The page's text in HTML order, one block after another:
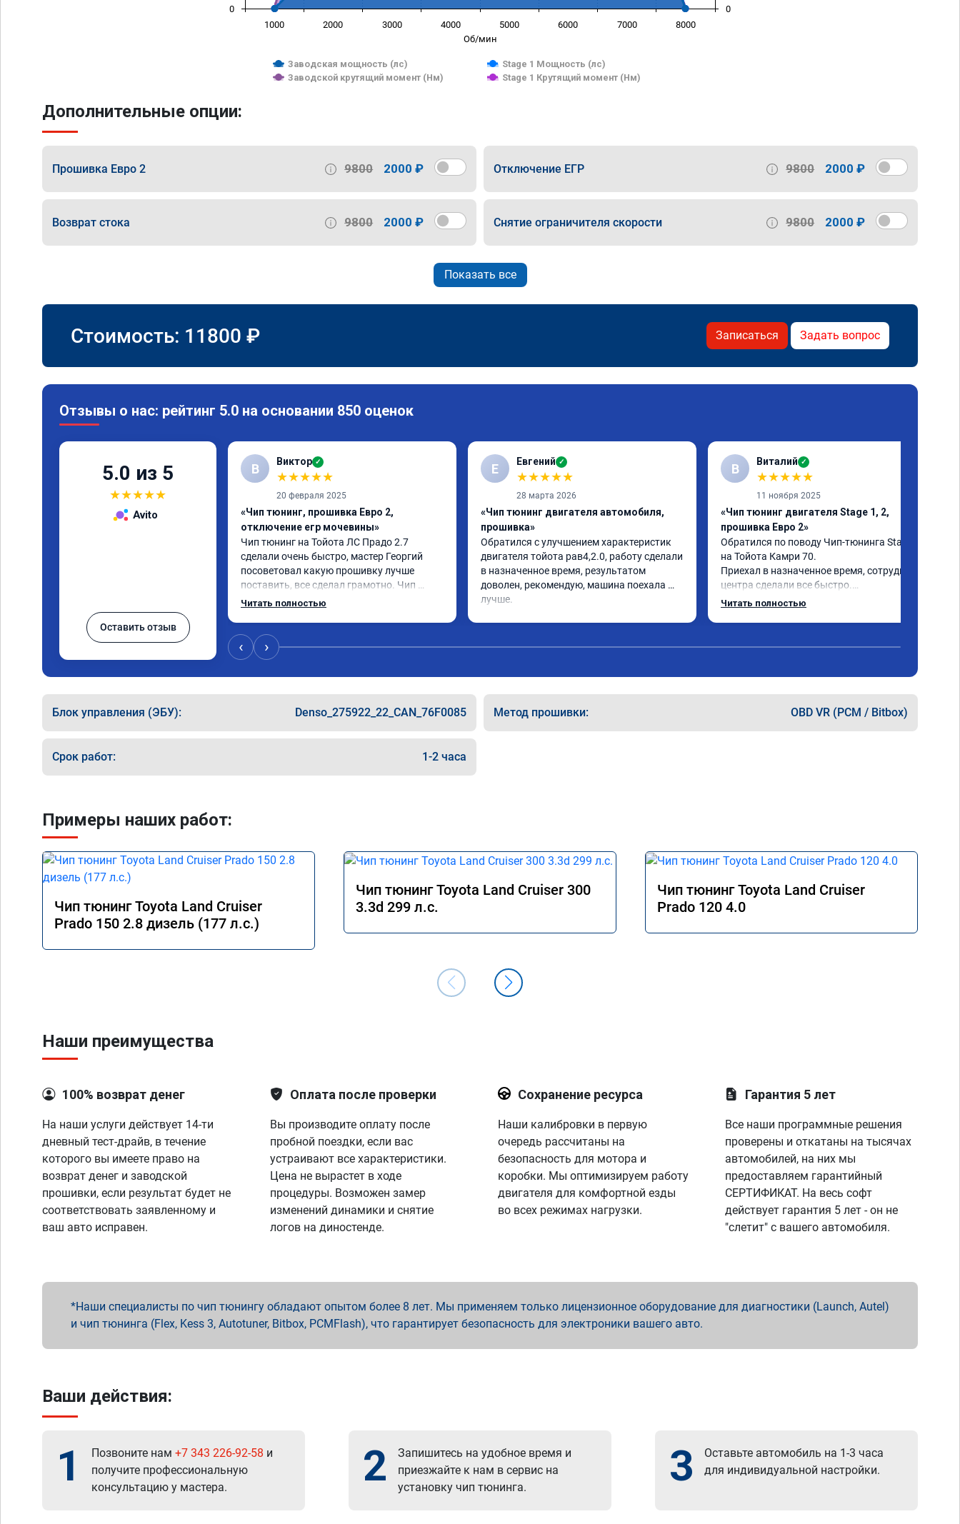
Об/мин
Заводская мощность (лс)
Stage 1 Мощность (лс)
Заводской крутящий момент (Нм)
Stage 1 Крутящий момент (Нм)
1000 2000 3000 4000 5000 6000 7000 8000
0 0
Дополнительные опции:
Прошивка Евро 2 9800 2000 ₽ Отключение ЕГР 9800 2000 ₽
Возврат стока 9800 2000 ₽ Снятие ограничителя скорости 9800 2000 ₽
Показать все
Стоимость: 11800 ₽ Записаться Задать вопрос
Отзывы о нас: рейтинг 5.0 на основании 850 оценок
5.0 из 5
★★★★★
Avito
Оставить отзыв
В Виктор ✓
★★★★★
20 февраля 2025
«Чип тюнинг, прошивка Евро 2,
отключение егр мочевины»
Чип тюнинг на Тойота ЛС Прадо 2.7
сделали очень быстро, мастер Георгий
посоветовал какую прошивку лучше
поставить, все сделал грамотно. Чип
тюнингом очень доволен, машина ожила
коробка даже стала работать лучше,
пропали провалы. Расход топлива
Читать полностью
Е Евгений ✓
★★★★★
28 марта 2026
«Чип тюнинг двигателя автомобиля,
прошивка»
Обратился с улучшением характеристик
двигателя тойота рав4,2.0, работу сделали
в назначенное время, результатом
доволен, рекомендую, машина поехала
лучше.
В Виталий ✓
★★★★★
11 ноября 2025
«Чип тюнинг двигателя Stage 1, 2,
прошивка Евро 2»
Обратился по поводу Чип-тюнинга Stage 1
на Тойота Камри 70.
Приехал в назначенное время, сотрудники
центра сделали все быстро.
Авто тестирую, пока всë устраивает.
Читать полностью
‹ ›
Блок управления (ЭБУ): Denso_275922_22_CAN_76F0085 Метод прошивки: OBD VR (PCM / Bitbox)
Срок работ: 1-2 часа
Примеры наших работ:
Чип тюнинг Toyota Land Cruiser
Prado 150 2.8 дизель (177 л.с.)
Чип тюнинг Toyota Land Cruiser 300
3.3d 299 л.с.
Чип тюнинг Toyota Land Cruiser
Prado 120 4.0
Наши преимущества
100% возврат денег
На наши услуги действует 14-ти
дневный тест-драйв, в течение
которого вы имеете право на
возврат денег и заводской
прошивки, если результат будет не
соответствовать заявленному и
ваш авто исправен.
Оплата после проверки
Вы производите оплату после
пробной поездки, если вас
устраивают все характеристики.
Цена не вырастет в ходе
процедуры. Возможен замер
изменений динамики и снятие
логов на диностенде.
Сохранение ресурса
Наши калибровки в первую
очередь рассчитаны на
безопасность для мотора и
коробки. Мы оптимизируем работу
двигателя для комфортной езды
во всех режимах нагрузки.
Гарантия 5 лет
Все наши программные решения
проверены и откатаны на тысячах
автомобилей, на них мы
предоставляем гарантийный
СЕРТИФИКАТ. На весь софт
действует гарантия 5 лет - он не
"слетит" с вашего автомобиля.
Наши специалисты по чип тюнингу обладают опытом более 8 лет. Мы применяем только лицензионное оборудование для диагностики (Launch, Autel)
и чип тюнинга (Flex, Kess 3, Autotuner, Bitbox, PCMFlash), что гарантирует безопасность для электроники вашего авто.
Ваши действия:
1 Позвоните нам +7 343 226-92-58 и
получите профессиональную
консультацию у мастера.
2
Запишитесь на удобное время и
приезжайте к нам в сервис на
установку чип тюнинга.
3
Оставьте автомобиль на 1-3 часа
для индивидуальной настройки.